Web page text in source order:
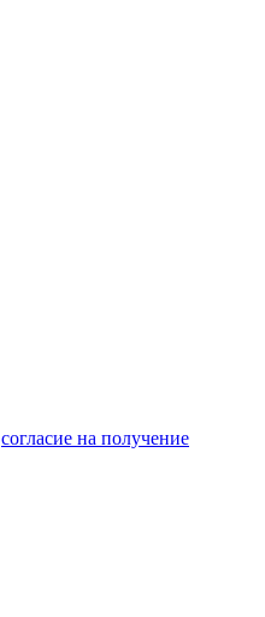
согласие на получение